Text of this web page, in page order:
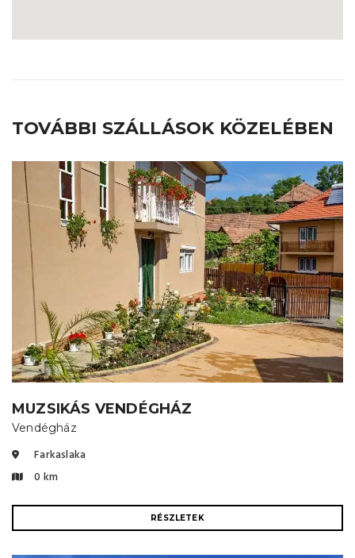
TOVÁBBI SZÁLLÁSOK KÖZELÉBEN
MUZSIKÁS VENDÉGHÁZ
Vendégház
Farkaslaka
0 km
RÉSZLETEK